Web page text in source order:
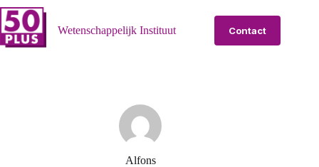
Ga
naar
de
inhoud
Wetenschappelijk Instituut Contact
Alfons